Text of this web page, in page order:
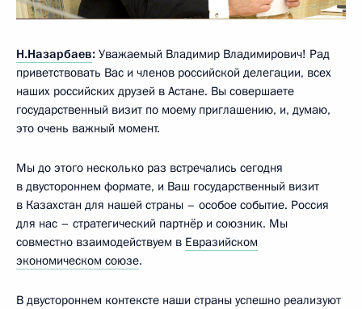
Н.Назарбаев: Уважаемый Владимир Владимирович! Рад
приветствовать Вас и членов российской делегации, всех
наших российских друзей в Астане. Вы совершаете
государственный визит по моему приглашению, и, думаю,
это очень важный момент.
Мы до этого несколько раз встречались сегодня
в двустороннем формате, и Ваш государственный визит
в Казахстан для нашей страны – особое событие. Россия
для нас – стратегический партнёр и союзник. Мы
совместно взаимодействуем в Евразийском
экономическом союзе.
В двустороннем контексте наши страны успешно реализуют